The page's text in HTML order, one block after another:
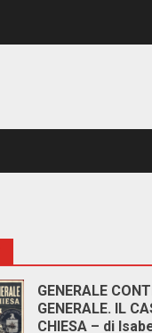
GENERALE
GENERALE. IL
CHIESA – di